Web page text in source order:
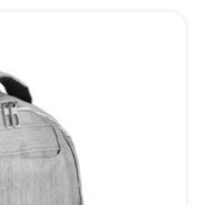
a proteger e respeitar
dados apenas para fins
preferências a